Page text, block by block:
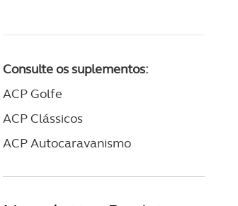
Consulte os suplementos:
ACP Golfe
ACP Clássicos
ACP Autocaravanismo